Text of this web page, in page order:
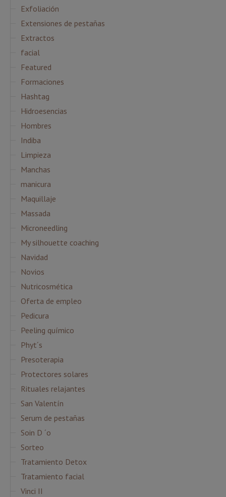
Exfoliación
Extensiones de pestañas
Extractos
facial
Featured
Formaciones
Hashtag
Hidroesencias
Hombres
Indiba
Limpieza
Manchas
manicura
Maquillaje
Massada
Microneedling
My silhouette coaching
Navidad
Novios
Nutricosmética
Oferta de empleo
Pedicura
Peeling químico
Phyt´s
Presoterapia
Protectores solares
Rituales relajantes
San Valentín
Serum de pestañas
Soin D ´o
Sorteo
Tratamiento Detox
Tratamiento facial
Vinci II